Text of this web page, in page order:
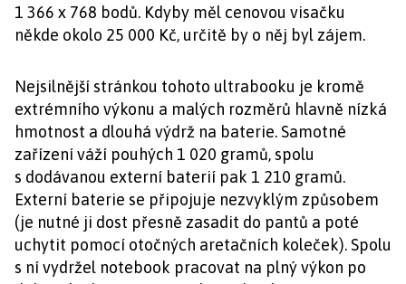
1 366 x 768 bodů. Kdyby měl cenovou visačku
někde okolo 25 000 Kč, určitě by o něj byl zájem.
Nejsilnější stránkou tohoto ultrabooku je kromě
extrémního výkonu a malých rozměrů hlavně nízká
hmotnost a dlouhá výdrž na baterie. Samotné
zařízení váží pouhých 1 020 gramů, spolu
s dodávanou externí baterií pak 1 210 gramů.
Externí baterie se připojuje nezvyklým způsobem
(je nutné ji dost přesně zasadit do pantů a poté
uchytit pomocí otočných aretačních koleček). Spolu
s ní vydržel notebook pracovat na plný výkon po